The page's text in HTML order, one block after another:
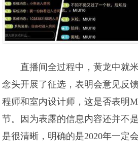
直播间全过程中，黄龙中就
念头开展了征选，表明会意见反
程师和室内设计师，这是否表明
节。因为表露的信息内容还并不
是很清晰，明确的是2020年一定会